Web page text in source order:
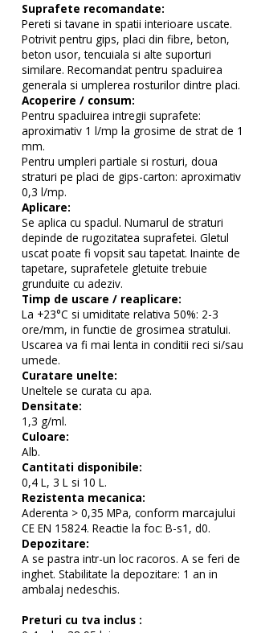
Suprafete recomandate:
Pereti si tavane in spatii interioare uscate.
Potrivit pentru gips, placi din fibre, beton,
beton usor, tencuiala si alte suporturi
similare. Recomandat pentru spacluirea
generala si umplerea rosturilor dintre placi.
Acoperire / consum:
Pentru spacluirea intregii suprafete:
aproximativ 1 l/mp la grosime de strat de 1
mm.
Pentru umpleri partiale si rosturi, doua
straturi pe placi de gips-carton: aproximativ
0,3 l/mp.
Aplicare:
Se aplica cu spaclul. Numarul de straturi
depinde de rugozitatea suprafetei. Gletul
uscat poate fi vopsit sau tapetat. Inainte de
tapetare, suprafetele gletuite trebuie
grunduite cu adeziv.
Timp de uscare / reaplicare:
La +23°C si umiditate relativa 50%: 2-3
ore/mm, in functie de grosimea stratului.
Uscarea va fi mai lenta in conditii reci si/sau
umede.
Curatare unelte:
Uneltele se curata cu apa.
Densitate:
1,3 g/ml.
Culoare:
Alb.
Cantitati disponibile:
0,4 L, 3 L si 10 L.
Rezistenta mecanica:
Aderenta > 0,35 MPa, conform marcajului
CE EN 15824. Reactie la foc: B-s1, d0.
Depozitare:
A se pastra intr-un loc racoros. A se feri de
inghet. Stabilitate la depozitare: 1 an in
ambalaj nedeschis.
Preturi cu tva inclus :